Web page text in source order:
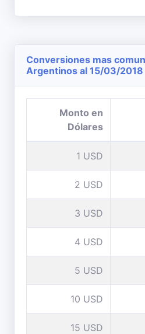
Conversiones mas
Argentinos al 15/03/2018
Monto en
Dólares
1 USD
2 USD
3 USD
4 USD
5 USD
10 USD
15 USD